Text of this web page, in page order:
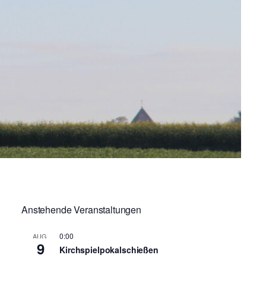
Anstehende Veranstaltungen
AUG.
9
0:00
Kirchspielpokalschießen